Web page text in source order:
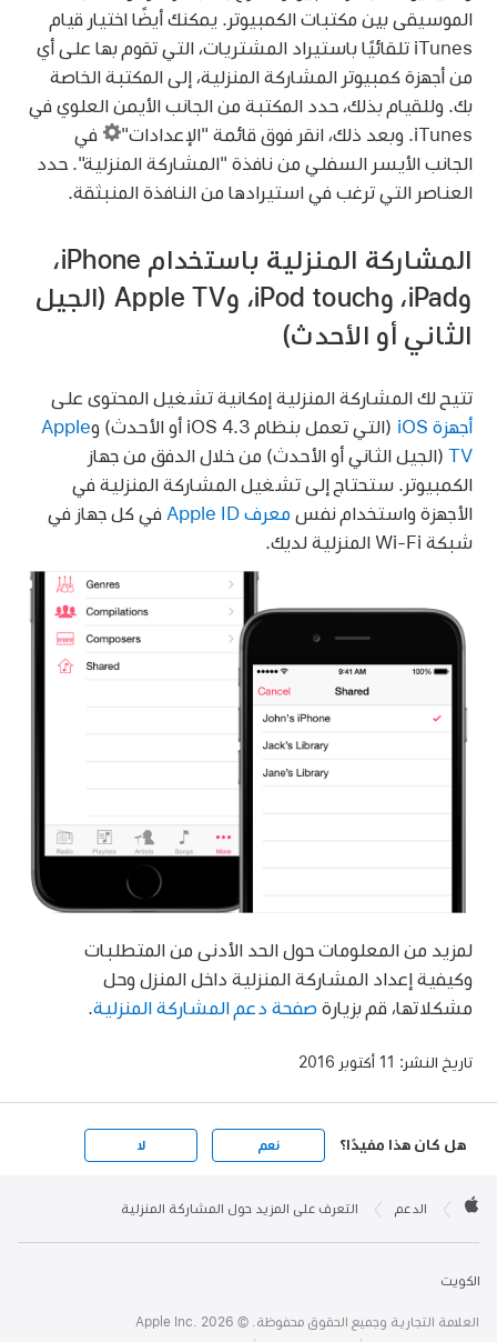
الموسيقى بين مكتبات الكمبيوتر. يمكنك أيضًا اختيار قيام
iTunes تلقائيًا باستيراد المشتريات، التي تقوم بها على أي
من أجهزة كمبيوتر المشاركة المنزلية، إلى المكتبة الخاصة
بك. وللقيام بذلك، حدد المكتبة من الجانب الأيمن العلوي في
iTunes. وبعد ذلك، انقر فوق قائمة "الإعدادات"
في
الجانب الأيسر السفلي من نافذة "المشاركة المنزلية". حدد
العناصر التي ترغب في استيرادها من النافذة المنبثقة.
المشاركة المنزلية باستخدام iPhone،
وiPad، وiPod touch، وApple TV (الجيل
الثاني أو الأحدث)
تتيح لك المشاركة المنزلية إمكانية تشغيل المحتوى على
أجهزة iOS
(التي تعمل بنظام iOS 4.3 أو الأحدث) و
Apple
TV (الجيل الثاني أو الأحدث) من خلال الدفق من جهاز
الكمبيوتر. ستحتاج إلى تشغيل المشاركة المنزلية في
الأجهزة واستخدام نفس معرف Apple ID
في كل جهاز في
شبكة Wi-Fi المنزلية لديك.
لمزيد من المعلومات حول الحد الأدنى من المتطلبات
وكيفية إعداد المشاركة المنزلية داخل المنزل وحل
مشكلاتها، قم بزيارة صفحة دعم المشاركة المنزلية
تاريخ النشر: 11 أكتوبر 2016
هل كان هذا مفيدًا؟ نعم لا
Footer

الدعم التعرف على المزيد حول المشاركة المنزلية
الكويت
العلامة التجارية وجميع الحقوق محفوظة. © 2026 ‏.Apple Inc